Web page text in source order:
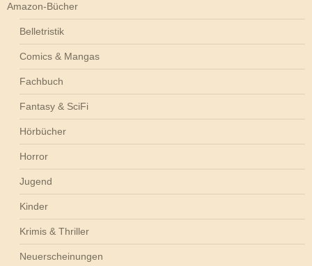
Amazon-Bücher
Belletristik
Comics & Mangas
Fachbuch
Fantasy & SciFi
Hörbücher
Horror
Jugend
Kinder
Krimis & Thriller
Neuerscheinungen